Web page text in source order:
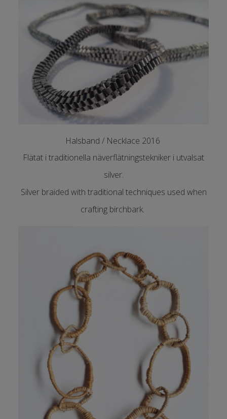
Halsband / Necklace 2016
Flätat i traditionella näverflätningstekniker i utvalsat
silver.
Silver braided with traditional techniques used when
crafting birchbark.